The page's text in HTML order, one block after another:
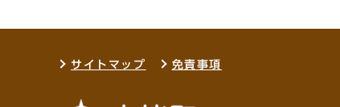
サイトマップ 免責事項